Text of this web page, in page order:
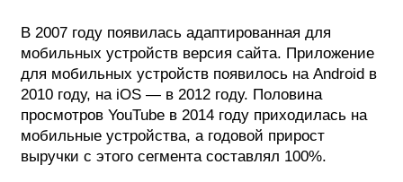
В 2007 году появилась адаптированная для
мобильных устройств версия сайта. Приложение
для мобильных устройств появилось на Android в
2010 году, на iOS — в 2012 году. Половина
просмотров YouTube в 2014 году приходилась на
мобильные устройства, а годовой прирост
выручки с этого сегмента составлял 100%.